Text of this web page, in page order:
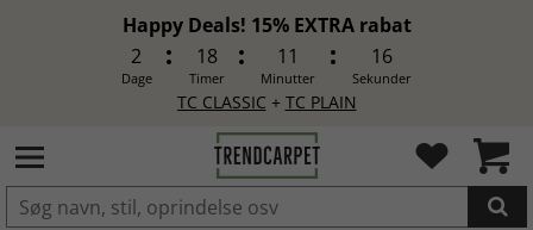
Happy Deals! 15% EXTRA rabat
2
Dage
18
Timer
11
Minutter
14
Sekunder
TC CLASSIC + TC PLAIN